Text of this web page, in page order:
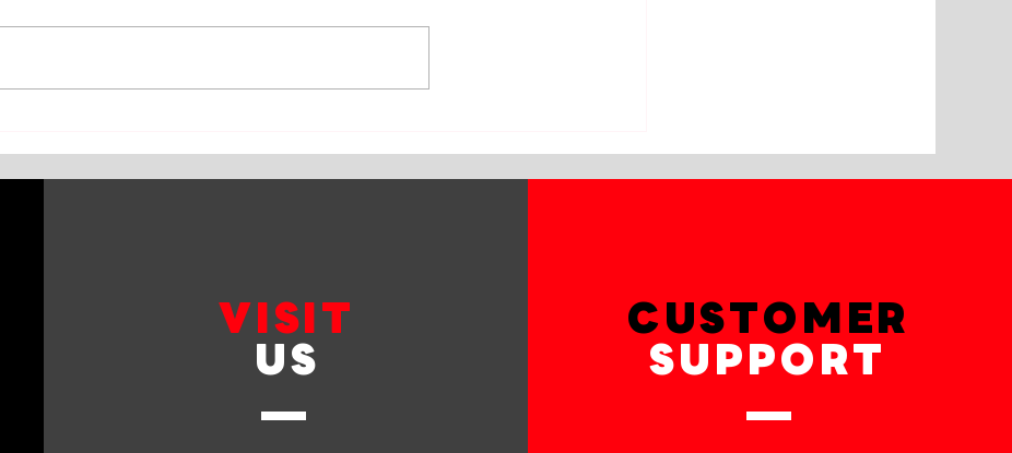
เปลี่ยนถ่ายน้ำมัน
เครื่องVOLTRONIC 5W40 และไส้
เบรกหน้า ผ้าเบรกหน้า brembo
ถ่ายน้ำมันเครื่อง และไส้กรอง
VISIT
US
CUSTOMER
SUPPORT